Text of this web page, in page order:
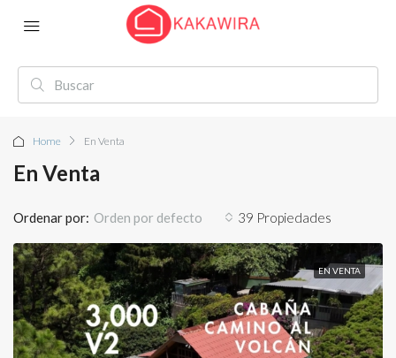
Home En Venta
En Venta
39 Propiedades
Ordenar por: Orden por defecto
EN VENTA